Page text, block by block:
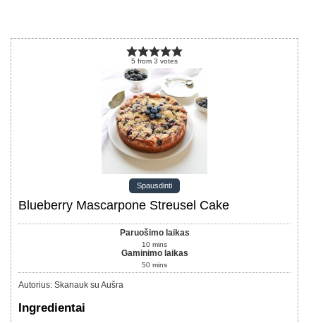
5 from 3 votes
Spausdinti
Blueberry Mascarpone Streusel Cake
Paruošimo laikas
10 mins
Gaminimo laikas
50 mins
Autorius: Skanauk su Aušra
Ingredientai